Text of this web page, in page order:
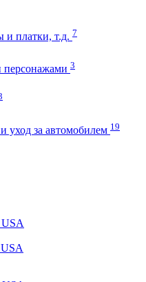
и платки, т.д. 7
3
уход за автомобилем 19
USA